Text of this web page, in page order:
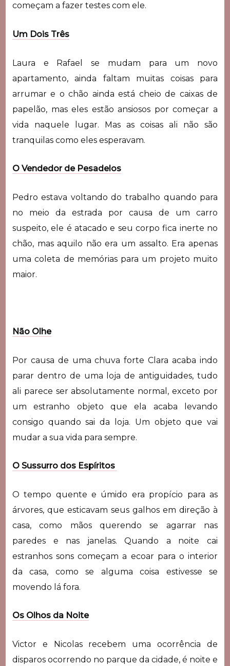
começam a fazer testes com ele.
Um Dois Três
Laura e Rafael se mudam para um novo
apartamento, ainda faltam muitas coisas para
arrumar e o chão ainda está cheio de caixas de
papelão, mas eles estão ansiosos por começar a
vida naquele lugar. Mas as coisas ali não são
tranquilas como eles esperavam.
O Vendedor de Pesadelos
Pedro estava voltando do trabalho quando para
no meio da estrada por causa de um carro
suspeito, ele é atacado e seu corpo fica inerte no
chão, mas aquilo não era um assalto. Era apenas
uma coleta de memórias para um projeto muito
maior.
Não Olhe
Por causa de uma chuva forte Clara acaba indo
parar dentro de uma loja de antiguidades, tudo
ali parece ser absolutamente normal, exceto por
um estranho objeto que ela acaba levando
consigo quando sai da loja. Um objeto que vai
mudar a sua vida para sempre.
O Sussurro dos Espíritos
O tempo quente e úmido era propício para as
árvores, que esticavam seus galhos em direção à
casa, como mãos querendo se agarrar nas
paredes e nas janelas. Quando a noite cai
estranhos sons começam a ecoar para o interior
da casa, como se alguma coisa estivesse se
movendo lá fora.
Os Olhos da Noite
Victor e Nicolas recebem uma ocorrência de
disparos ocorrendo no parque da cidade, é noite e